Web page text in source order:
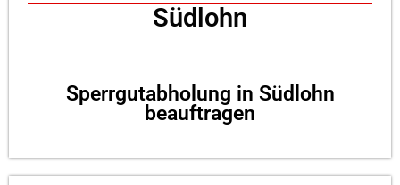
Südlohn
Sperrgutabholung in Südlohn
beauftragen